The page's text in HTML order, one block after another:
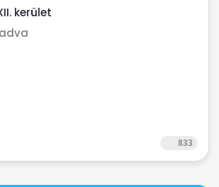
kerület
833